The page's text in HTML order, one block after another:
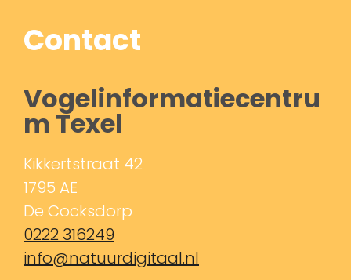
Contact
Vogelinformatiecentru
m Texel
Kikkertstraat 42
1795 AE
De Cocksdorp
0222 316249
info@natuurdigitaal.nl